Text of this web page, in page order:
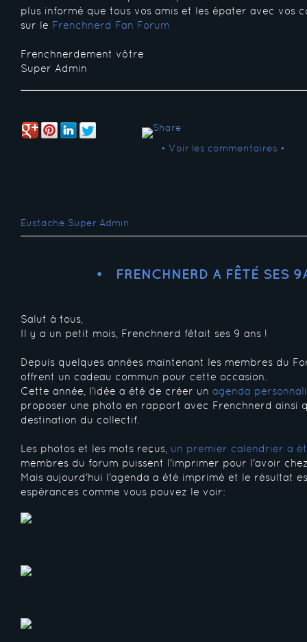
plus informé que tous vos amis et les épater avec vos
sur le Frenchnerd Fan Forum
Frenchnerdement vôtre
Super Admin
• Voir les commentaires •
Eustache Super Admin
FRENCHNERD A FÊTÉ SES
Salut à tous,
Il y a un petit mois, Frenchnerd fêtait ses 9 ans !
Depuis quelques années maintenant les membres du
offrent un cadeau commun pour cette occasion.
Cette année, l'idée a été de créer un agenda
proposer une photo en rapport avec Frenchnerd ainsi
destination du collectif.
Les photos et les mots reçus, un premier calendrier a
membres du forum puissent l'imprimer pour l'avoir
Mais aujourd'hui l'agenda a été imprimé et le résultat
espérances comme vous pouvez le voir: